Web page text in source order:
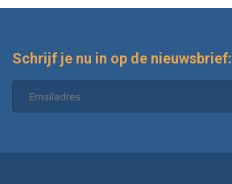
Schrijf je nu in op de nieuwsbrief: